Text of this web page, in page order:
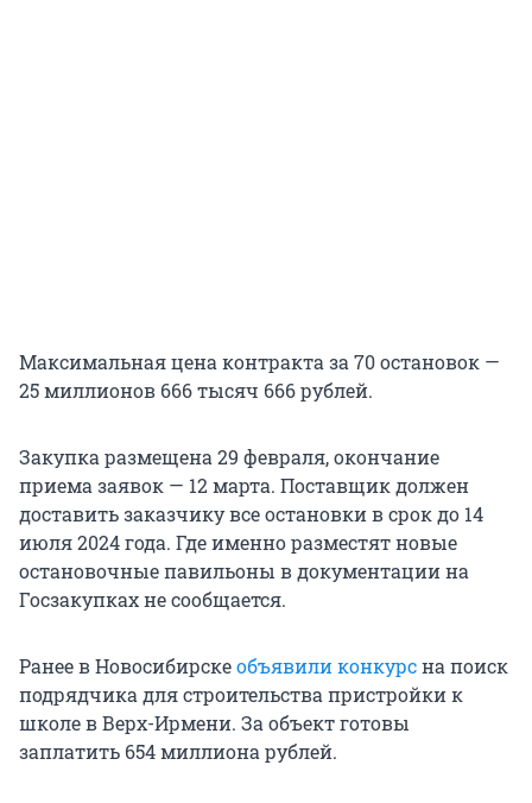
Максимальная цена контракта за 70 остановок —
25 миллионов 666 тысяч 666 рублей.
Закупка размещена 29 февраля, окончание
приема заявок — 12 марта. Поставщик должен
доставить заказчику все остановки в срок до 14
июля 2024 года. Где именно разместят новые
остановочные павильоны в документации на
Госзакупках не сообщается.
Ранее в Новосибирскеобъявили конкурсна поиск
подрядчика для строительства пристройки к
школе в Верх-Ирмени. За объект готовы
заплатить 654 миллиона рублей.